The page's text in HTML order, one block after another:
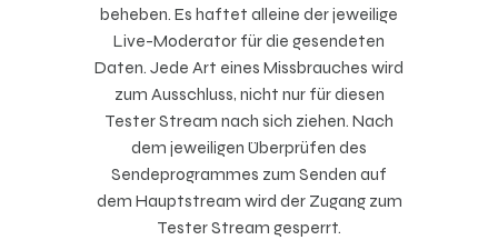
beheben. Es haftet alleine der jeweilige
Live-Moderator für die gesendeten
Daten. Jede Art eines Missbrauches wird
zum Ausschluss, nicht nur für diesen
Tester Stream nach sich ziehen. Nach
dem jeweiligen Überprüfen des
Sendeprogrammes zum Senden auf
dem Hauptstream wird der Zugang zum
Tester Stream gesperrt.